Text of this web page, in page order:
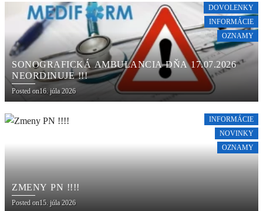
DOVOLENKY
INFORMÁCIE
OZNAMY
SONOGRAFICKÁ AMBULANCIA DŇA 17.07.2026
NEORDINUJE !!!
Posted on16. júla 2026
INFORMÁCIE
NOVINKY
OZNAMY
ZMENY PN !!!!
Posted on15. júla 2026